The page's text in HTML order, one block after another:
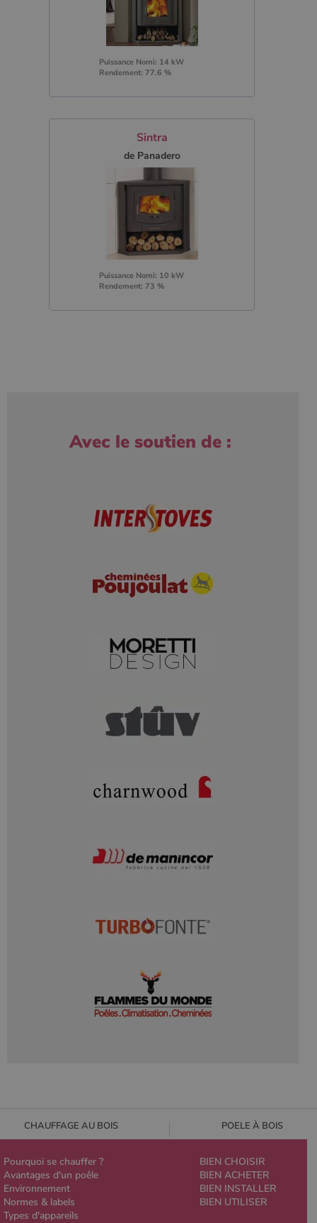
Puissance Nomi: 14 kW
Rendement: 77.6 %
Sintra
de Panadero
Puissance Nomi: 10 kW
Rendement: 73 %
Avec le soutien de :
CHAUFFAGE AU BOIS POELE À BOIS
Pourquoi se chauffer ?
Avantages d'un poêle
Environnement
Normes & labels
Types d'appareils
BIEN CHOISIR
BIEN ACHETER
BIEN INSTALLER
BIEN UTILISER